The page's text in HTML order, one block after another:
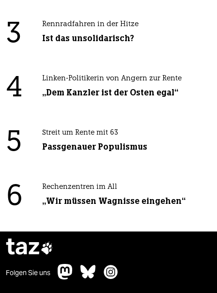
3 Rennradfahren in der Hitze
Ist das unsolidarisch?
4 Linken-Politikerin von Angern zur Rente
„Dem Kanzler ist der Osten egal“
5 Streit um Rente mit 63
Passgenauer Populismus
6 Rechenzentren im All
„Wir müssen Wagnisse eingehen“
taz
Folgen Sie uns